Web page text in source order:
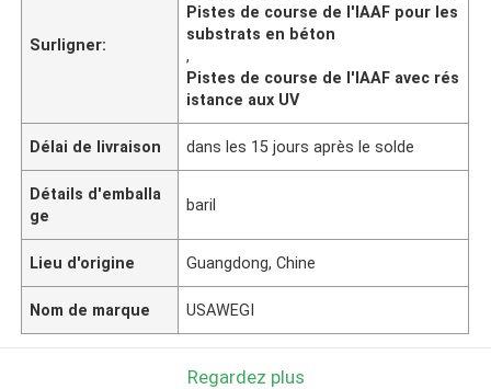
Surligner:
Pistes de course de l'IAAF pour les
substrats en béton
,
Pistes de course de l'IAAF avec rés
istance aux UV
Délai de livraison dans les 15 jours après le solde
Détails d'emballa
ge
baril
Lieu d'origine Guangdong, Chine
Nom de marque USAWEGI
Regardez plus